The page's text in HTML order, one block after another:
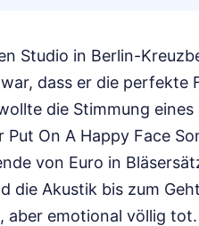
Studio in Berlin-
dass er die perfekte
die Stimmung eines
On A Happy Face
von Euro in
die Akustik bis zum
emotional völlig